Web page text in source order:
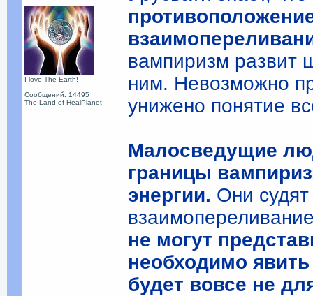
I love The Earth!
Сообщений: 14495
The Land of HealPlanet
вампиризм развит
ним. Невозможно
унижено понятие
Малосведущие
границы
энергии. Они
не могут
необходимо
будет вовсе не